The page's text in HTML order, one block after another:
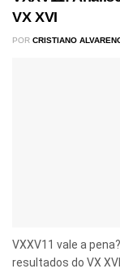
VX XVI
POR CRISTIANO
VXXV11 vale a
resultados do VX XVI